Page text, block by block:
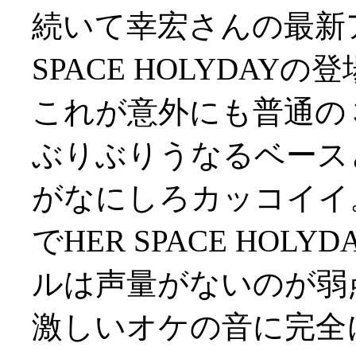
続いて幸宏さんの最
SPACE HOLYDAYの登
これが意外にも普通
ぶりぶりうなるベー
がなにしろカッコイイ
でHER SPACE
ルは声量がないのが弱
激しいオケの音に完